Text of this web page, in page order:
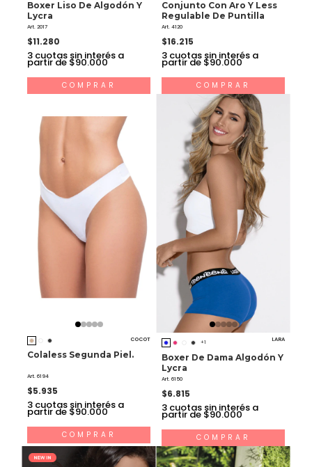
Boxer Liso De Algodón Y
Lycra
Art. 2017
$11.280
3 cuotas sin interés a
partir de $90.000
COMPRAR
Conjunto Con Aro Y Less
Regulable De Puntilla
Art. 4120
$16.215
3 cuotas sin interés a
partir de $90.000
COMPRAR
COCOT
Colaless Segunda Piel.
Art. 6194
$5.935
3 cuotas sin interés a
partir de $90.000
COMPRAR
+1 LARA
Boxer De Dama Algodón Y
Lycra
Art. 6150
$6.815
3 cuotas sin interés a
partir de $90.000
COMPRAR